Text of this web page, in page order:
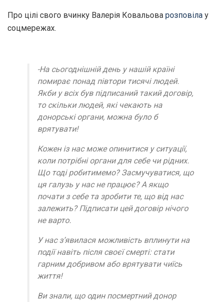
Про цілі свого вчинку Валерія Ковальова розповіла у
соцмережах.
-На сьогоднішній день у нашій країні
помирає понад півтори тисячі людей.
Якби у всіх був підписаний такий договір,
то скільки людей, які чекають на
донорські органи, можна було б
врятувати!
Кожен із нас може опинитися у ситуації,
коли потрібні органи для себе чи рідних.
Що тоді робитимемо? Засмучуватися, що
ця галузь у нас не працює? А якщо
почати з себе та зробити те, що від нас
залежить? Підписати цей договір нічого
не варто.
У нас з’явилася можливість вплинути на
події навіть після своєї смерті: стати
гарним добривом або врятувати чиїсь
життя!
Ви знали, що один посмертний донор